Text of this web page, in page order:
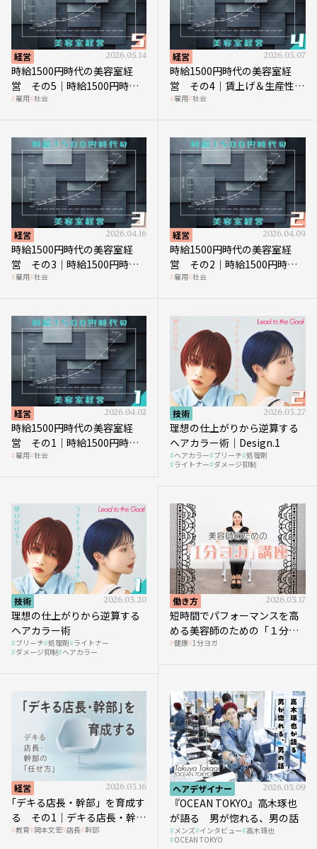
経営 2026.05.14
時給1500円時代の美容室経
営 その5｜時給1500円時代
の到来は美容業の収益構造を
雇用 社会
経営 2026.05.07
時給1500円時代の美容室経
営 その4｜賃上げ＆生産性向
上につなげる賢い助成金活用
雇用 社会
経営 2026.04.16
時給1500円時代の美容室経
営 その3｜時給1500円時
代、美容業はどのような影響
雇用 社会
経営 2026.04.09
時給1500円時代の美容室経
営 その2｜時給1500円時代
に支払う給与はいくらなのか
雇用 社会
経営 2026.04.02
時給1500円時代の美容室経
営 その1｜時給1500円時代
へ向かう社会的背景
雇用 社会
技術 2026.03.27
理想の仕上がりから逆算する
ヘアカラー術｜Design.1
ヘアカラー ブリーチ 処理剤
ライトナー ダメージ抑制
技術 2026.03.20
理想の仕上がりから逆算する
ヘアカラー術
ブリーチ 処理剤 ライトナー
ダメージ抑制 ヘアカラー
働き方 2026.03.17
短時間でパフォーマンスを高
める美容師のための「１分ヨ
ガ」講座｜実践編
健康 1分ヨガ
経営 2026.03.16
｢デキる店長・幹部」を育成す
る その1｜デキる店長・幹部
の「任せ方」
教育 岡本文宏 店長 幹部
ヘアデザイナー 2026.03.09
『OCEAN TOKYO』高木琢也
が語る 男が惚れる、男の話
メンズ インタビュー 高木琢也
OCEAN TOKYO